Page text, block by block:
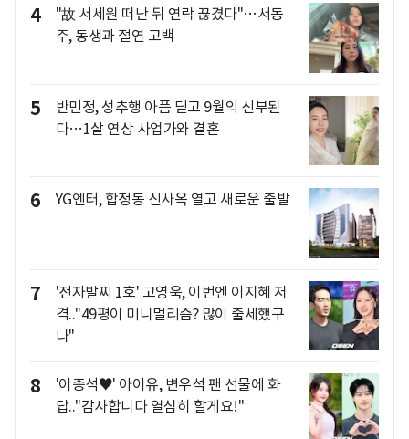
4
"故 서세원 떠난 뒤 연락 끊겼다"…서동
주, 동생과 절연 고백
5
반민정, 성추행 아픔 딛고 9월의 신부된
다…1살 연상 사업가와 결혼
6 YG엔터, 합정동 신사옥 열고 새로운 출발
7
'전자발찌 1호' 고영욱, 이번엔 이지혜 저
격.."49평이 미니멀리즘? 많이 출세했구
나"
8
'이종석♥' 아이유, 변우석 팬 선물에 화
답.."감사합니다 열심히 할게요!"